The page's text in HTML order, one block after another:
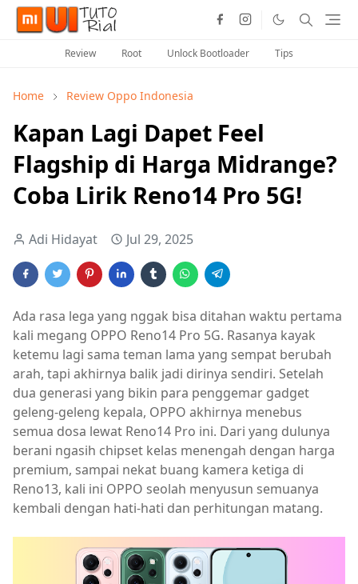
Review Root Unlock Bootloader Tips
Home Review Oppo Indonesia
Kapan Lagi Dapet Feel
Flagship di Harga Midrange?
Coba Lirik Reno14 Pro 5G!
Adi Hidayat Jul 29, 2025
Ada rasa lega yang nggak bisa ditahan waktu pertama
kali megang OPPO Reno14 Pro 5G. Rasanya kayak
ketemu lagi sama teman lama yang sempat berubah
arah, tapi akhirnya balik jadi dirinya sendiri. Setelah
dua generasi yang bikin para penggemar gadget
geleng-geleng kepala, OPPO akhirnya menebus
semua dosa lewat Reno14 Pro ini. Dari yang dulunya
berani ngasih chipset kelas menengah dengan harga
premium, sampai nekat buang kamera ketiga di
Reno13, kali ini OPPO seolah menyusun semuanya
kembali dengan hati-hati dan perhitungan matang.